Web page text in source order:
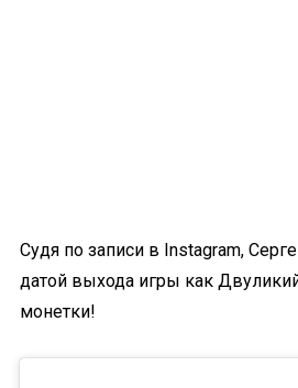
Судя по записи в Instagram,
датой выхода игры как
монетки!